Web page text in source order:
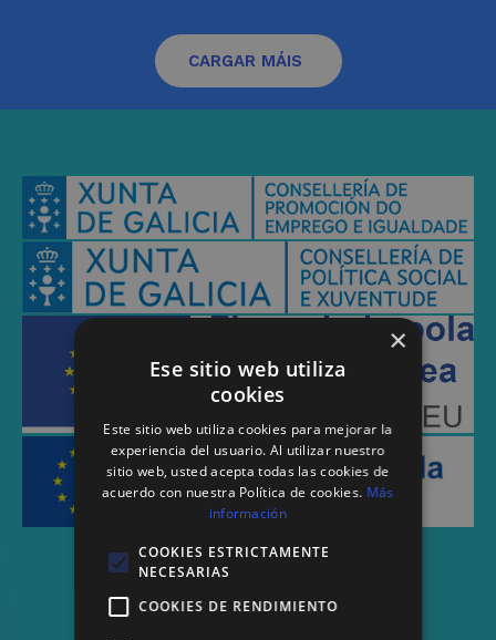
CARGAR MÁIS
×
Ese sitio web utiliza
cookies
Este sitio web utiliza cookies para mejorar la
experiencia del usuario. Al utilizar nuestro
sitio web, usted acepta todas las cookies de
acuerdo con nuestra Política de cookies. Más
información
COOKIES ESTRICTAMENTE
NECESARIAS
COOKIES DE RENDIMIENTO